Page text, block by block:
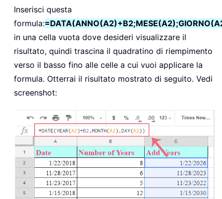
Inserisci questa
formula:
in una cella vuota dove desideri visualizzare il
risultato, quindi trascina il quadratino di riempimento
verso il basso fino alle celle a cui vuoi applicare la
formula. Otterrai il risultato mostrato di seguito. Vedi
screenshot: